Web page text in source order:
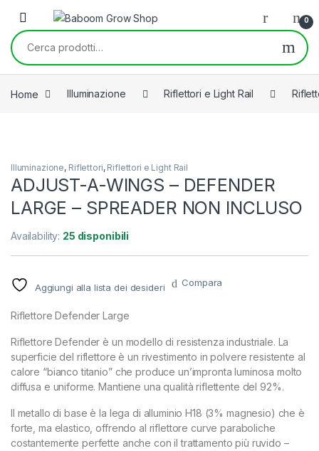
Skip to navigation
Skip to content
0
Cerca:
Home Illuminazione Riflettori e Light Rail
Illuminazione, Riflettori, Riflettori e Light Rail
ADJUST-A-WINGS – DEFENDER
LARGE – SPREADER NON INCLUSO
Availability: 25 disponibili
Aggiungi alla lista dei desideri Compara
Riflettore Defender Large
Riflettore Defender è un modello di resistenza industriale. La
superficie del riflettore è un rivestimento in polvere resistente al
calore “bianco titanio” che produce un’impronta luminosa molto
diffusa e uniforme. Mantiene una qualità riflettente del 92%.
Il metallo di base è la lega di alluminio H18 (3% magnesio) che è
forte, ma elastico, offrendo al riflettore curve paraboliche
costantemente perfette anche con il trattamento più ruvido –